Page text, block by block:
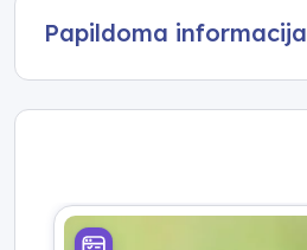
Papildoma informacija